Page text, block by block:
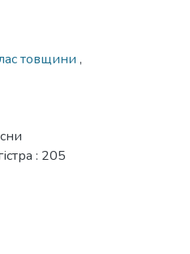
товщини ,
: 205